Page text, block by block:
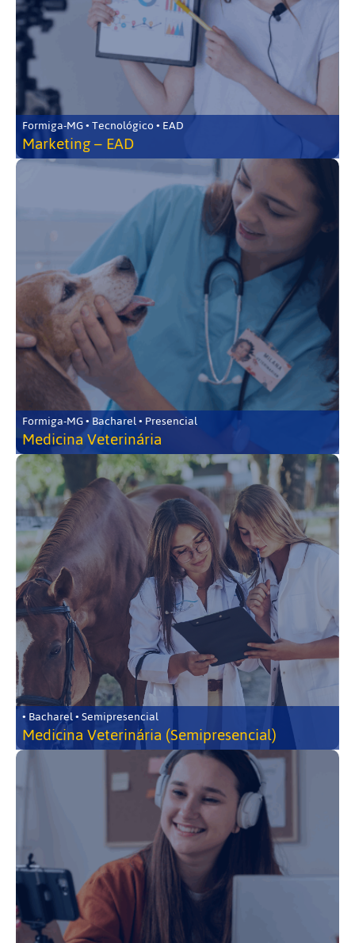
Formiga-MG • Tecnológico • EAD
Marketing – EAD
Formiga-MG • Bacharel • Presencial
Medicina Veterinária
• Bacharel • Semipresencial
Medicina Veterinária (Semipresencial)